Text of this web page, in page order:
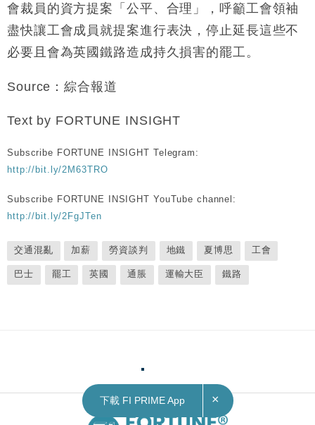
會裁員的資方提案「公平、合理」，呼籲工會領袖
盡快讓工會成員就提案進行表決，停止延長這些不
必要且會為英國鐵路造成持久損害的罷工。
Source：綜合報道
Text by FORTUNE INSIGHT
Subscribe FORTUNE INSIGHT Telegram:
http://bit.ly/2M63TRO
Subscribe FORTUNE INSIGHT YouTube channel:
http://bit.ly/2FgJTen
交通混亂 加薪 勞資談判 地鐵 夏博思 工會
巴士 罷工 英國 通脹 運輸大臣 鐵路
下載 FI PRIME App ×